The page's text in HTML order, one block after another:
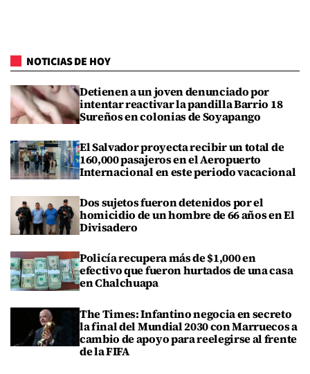
NOTICIAS DE HOY
Detienen a un joven denunciado por
intentar reactivar la pandilla Barrio 18
Sureños en colonias de Soyapango
El Salvador proyecta recibir un total de
160,000 pasajeros en el Aeropuerto
Internacional en este periodo vacacional
Dos sujetos fueron detenidos por el
homicidio de un hombre de 66 años en El
Divisadero
Policía recupera más de $1,000 en
efectivo que fueron hurtados de una casa
en Chalchuapa
The Times: Infantino negocia en secreto
la final del Mundial 2030 con Marruecos a
cambio de apoyo para reelegirse al frente
de la FIFA